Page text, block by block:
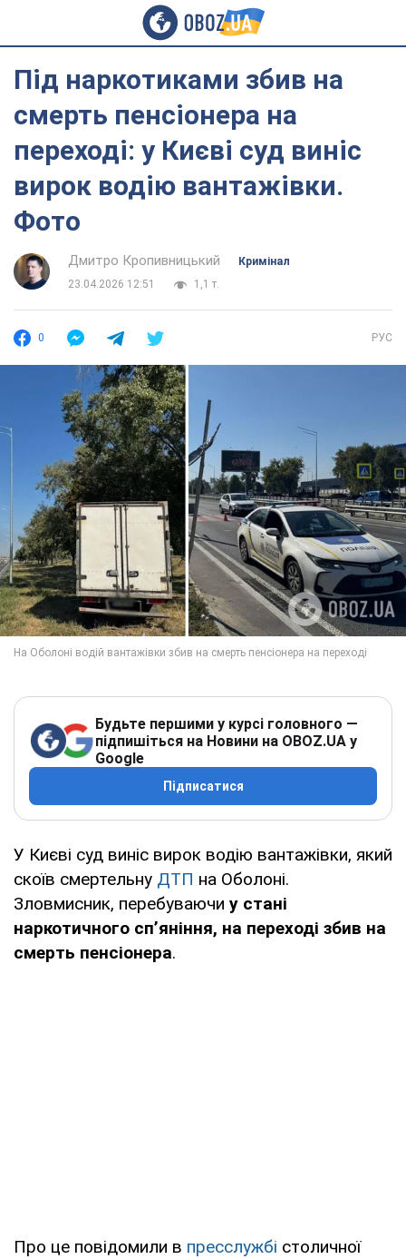
Під наркотиками збив на
смерть пенсіонера на
переході: у Києві суд виніс
вирок водію вантажівки.
Фото
Дмитро Кропивницький
Кримінал
23.04.2026 12:51
1,1 т.
0 РУС
Будьте першими у курсі головного —
підпишіться на Новини на OBOZ.UA у
Google
Підписатися
У Києві суд виніс вирок водію вантажівки, який
скоїв смертельну ДТП на Оболоні.
Зловмисник, перебуваючи у стані
наркотичного сп’яніння, на переході збив на
смерть пенсіонера.
Про це повідомили в пресслужбі столичної